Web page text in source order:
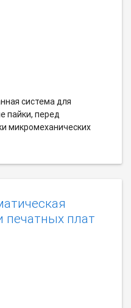
система для
пайки, перед
микромеханических
печатных плат